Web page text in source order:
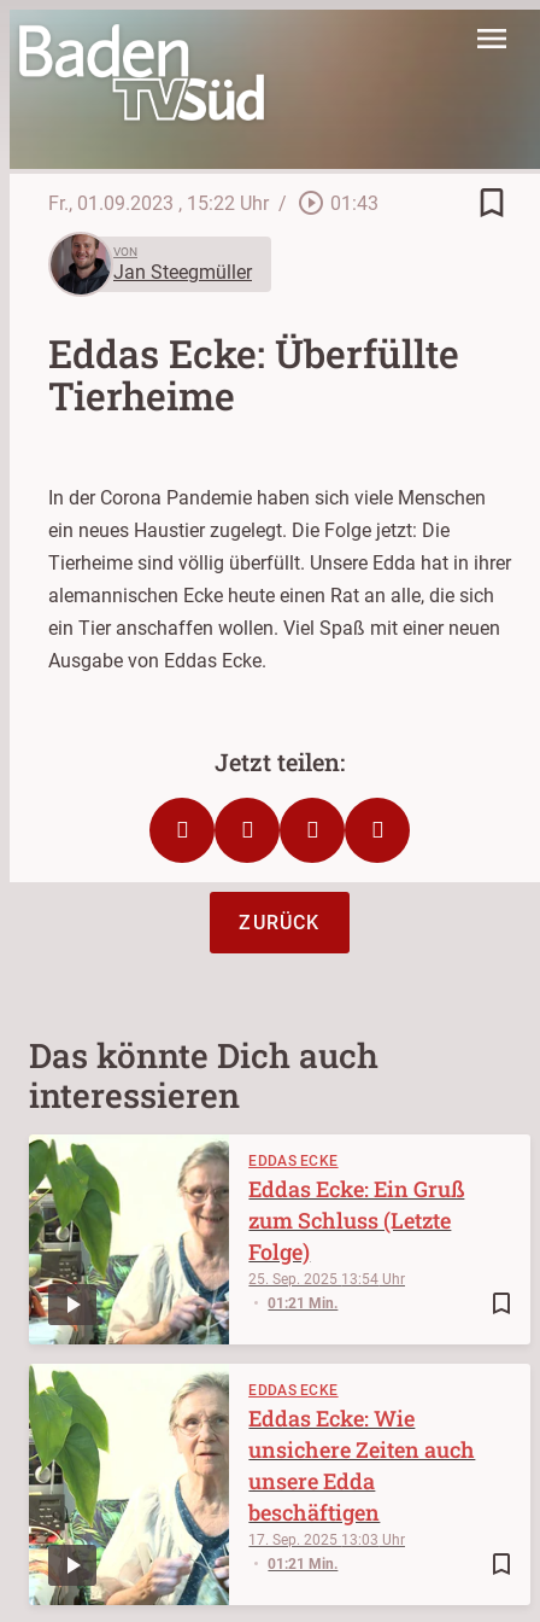
menu
Fr., 01.09.2023 , 15:22 Uhr / play_circle_outline 01:43 bookmark_border
VON
Jan Steegmüller
Eddas Ecke: Überfüllte
Tierheime
In der Corona Pandemie haben sich viele Menschen
ein neues Haustier zugelegt. Die Folge jetzt: Die
Tierheime sind völlig überfüllt. Unsere Edda hat in ihrer
alemannischen Ecke heute einen Rat an alle, die sich
ein Tier anschaffen wollen. Viel Spaß mit einer neuen
Ausgabe von Eddas Ecke.
ZURÜCK
Das könnte Dich auch
interessieren
EDDAS ECKE
bookmark_border
25. Sep. 2025 13:54
01:21 Min.
Eddas Ecke: Ein Gruß
zum Schluss (Letzte
Folge)
EDDAS ECKE
bookmark_border
17. Sep. 2025 13:03
01:21 Min.
Eddas Ecke: Wie
unsichere Zeiten auch
unsere Edda
beschäftigen